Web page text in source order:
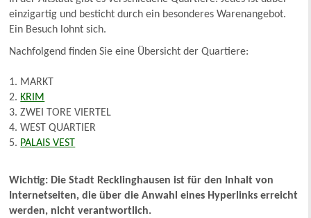
einzigartig und besticht durch ein besonderes Warenangebot.
Ein Besuch lohnt sich.
Nachfolgend finden Sie eine Übersicht der Quartiere:
1. MARKT
2. KRIM
3. ZWEI TORE VIERTEL
4. WEST QUARTIER
5. PALAIS VEST
Wichtig: Die Stadt Recklinghausen ist für den Inhalt von
Internetseiten, die über die Anwahl eines Hyperlinks erreicht
werden, nicht verantwortlich.